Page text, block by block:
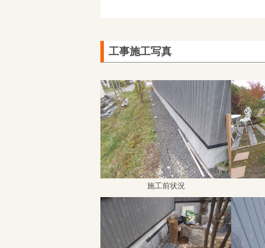
工事施工写真
施工前状況